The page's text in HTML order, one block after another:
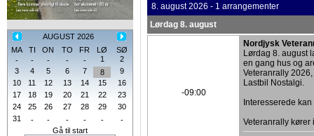
AUGUST 2026
MA
TI ON TO FR LØ
SØ
-
- - - - 1
2
3
4 5 6 7 8
9
10
11 12 13 14 15
16
17
18 19 20 21 22
23
24
25 26 27 28 29
30
31
- - - - -
-
Gå til start
8. august 2026 - 1 arrangementer
Lørdag 8. august
-09:00
Nordjysk
Lørdag 8. august
en gang hus og
Veteranrally
Lastbil Nostalgi.
Interesserede
Veteranrally kører